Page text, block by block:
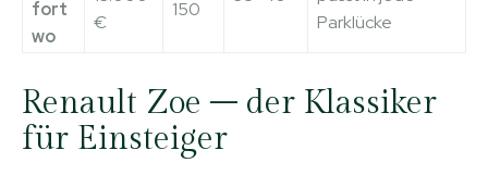
fort
wo
€
150
Parklücke
Renault Zoe – der Klassiker
für Einsteiger